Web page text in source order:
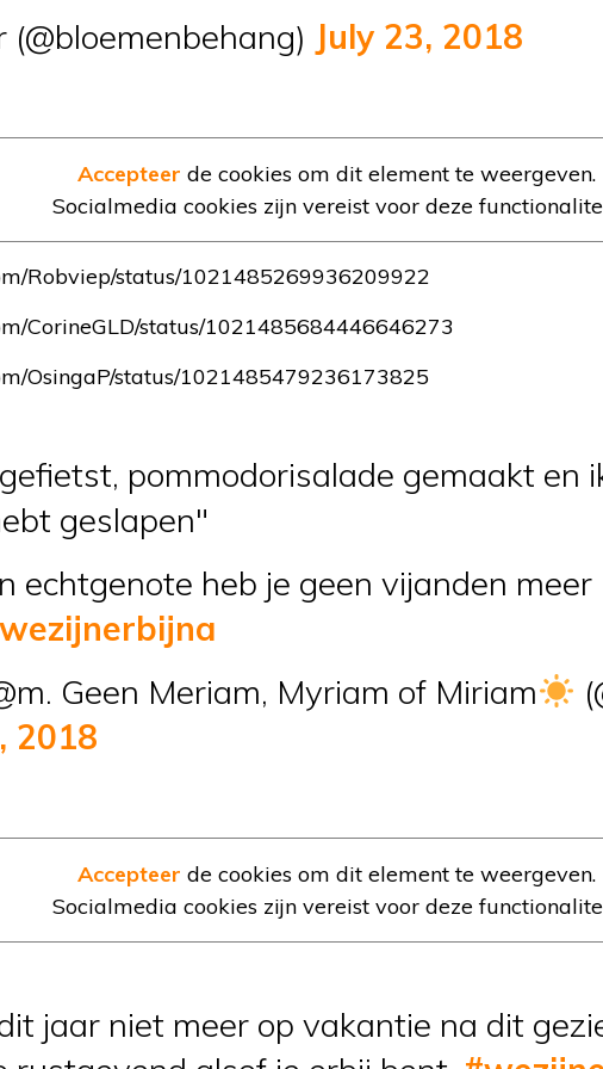
July 23, 2018
Accepteer de cookies om dit element te weergeven.
Socialmedia cookies zijn vereist voor deze
Robviep/status/1021485269936209922
CorineGLD/status/1021485684446646273
OsingaP/status/1021485479236173825
pommodorisalade gemaakt en
geslapen"
echtgenote heb je geen vijanden meer
Geen Meriam, Myriam of Miriam
2018
Accepteer de cookies om dit element te weergeven.
Socialmedia cookies zijn vereist voor deze
jaar niet meer op vakantie na dit